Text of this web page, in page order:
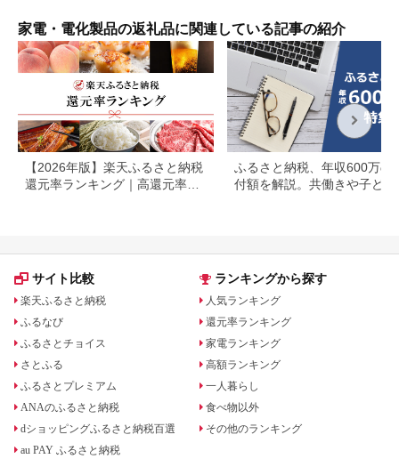
家電・電化製品の返礼品に関連している記事の紹介
【2026年版】楽天ふるさと納税
還元率ランキング｜高還元率返
ふるさと納税、年収600万の
付額を解説。共働きや子ども
サイト比較
楽天ふるさと納税
ふるなび
ふるさとチョイス
さとふる
ふるさとプレミアム
ANAのふるさと納税
dショッピングふるさと納税百選
au PAY ふるさと納税
ランキングから探す
人気ランキング
還元率ランキング
家電ランキング
高額ランキング
一人暮らし
食べ物以外
その他のランキング